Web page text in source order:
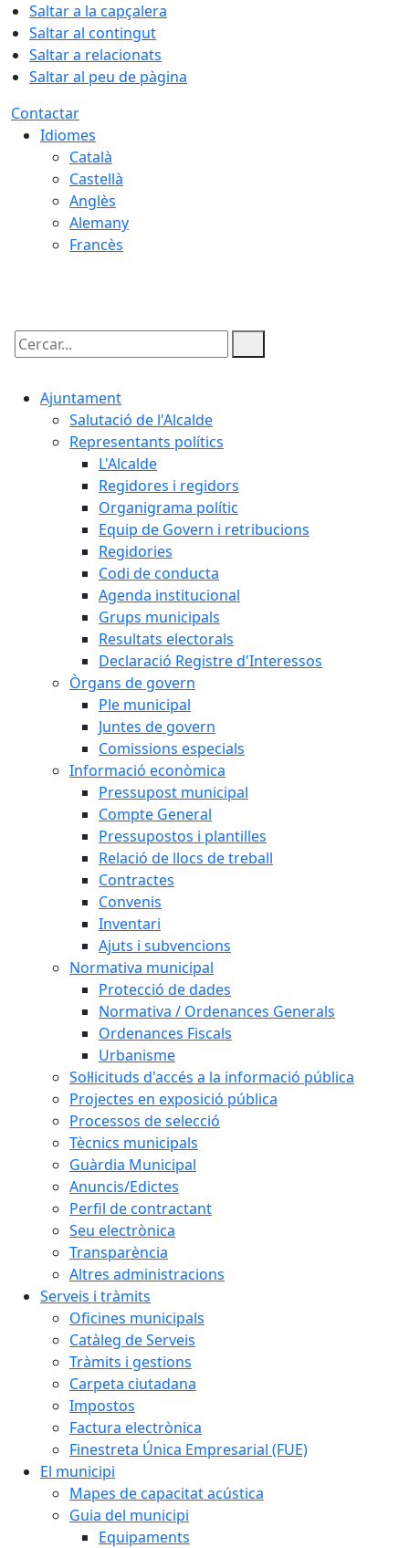
Saltar a la capçalera
Saltar al contingut
Saltar a relacionats
Saltar al peu de pàgina
Contactar
Idiomes
Català
Castellà
Anglès
Alemany
Francès
Cercar:
Ajuntament
Salutació de l'Alcalde
Representants polítics
L'Alcalde
Regidores i regidors
Organigrama polític
Equip de Govern i retribucions
Regidories
Codi de conducta
Agenda institucional
Grups municipals
Resultats electorals
Declaració Registre d'Interessos
Òrgans de govern
Ple municipal
Juntes de govern
Comissions especials
Informació econòmica
Pressupost municipal
Compte General
Pressupostos i plantilles
Relació de llocs de treball
Contractes
Convenis
Inventari
Ajuts i subvencions
Normativa municipal
Protecció de dades
Normativa / Ordenances Generals
Ordenances Fiscals
Urbanisme
Sol·licituds d'accés a la informació pública
Projectes en exposició pública
Processos de selecció
Tècnics municipals
Guàrdia Municipal
Anuncis/Edictes
Perfil de contractant
Seu electrònica
Transparència
Altres administracions
Serveis i tràmits
Oficines municipals
Catàleg de Serveis
Tràmits i gestions
Carpeta ciutadana
Impostos
Factura electrònica
Finestreta Única Empresarial (FUE)
El municipi
Mapes de capacitat acústica
Guia del municipi
Equipaments